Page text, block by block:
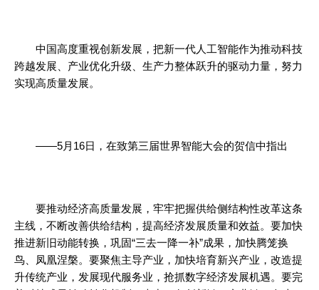
中国高度重视创新发展，把新一代人工智能作为推动科技
跨越发展、产业优化升级、生产力整体跃升的驱动力量，努力
实现高质量发展。
——5月16日，在致第三届世界智能大会的贺信中指出
要推动经济高质量发展，牢牢把握供给侧结构性改革这条
主线，不断改善供给结构，提高经济发展质量和效益。要加快
推进新旧动能转换，巩固“三去一降一补”成果，加快腾笼换
鸟、凤凰涅槃。要聚焦主导产业，加快培育新兴产业，改造提
升传统产业，发展现代服务业，抢抓数字经济发展机遇。要完